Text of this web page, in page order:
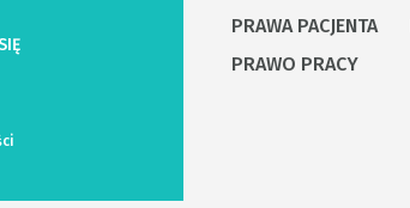
PRAWA PACJENTA
PRAWO PRACY